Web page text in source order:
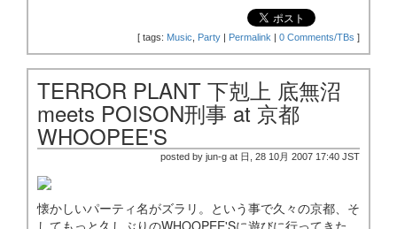
[ tags: Music Party | Permalink | 0 Comments/TBs ]
TERROR PLANT 下剋上 底無沼
meets POISON刑事 at 京都
WHOOPEE'S
posted by jun-g at 日, 28 10月 2007 17:40 JST
懐かしいパーティ名がズラリ。という事で久々の京都、そ